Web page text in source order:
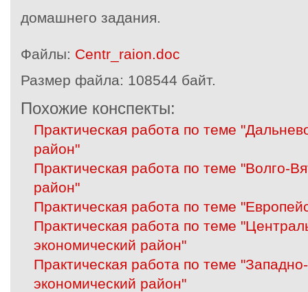
домашнего задания.
Файлы: Centr_raion.doc
Размер файла: 108544 байт.
Похожие конспекты:
Практическая работа по теме
район"
Практическая работа по теме "Волго-
район"
Практическая работа по теме
Практическая работа по теме
экономический район"
Практическая работа по теме
экономический район"